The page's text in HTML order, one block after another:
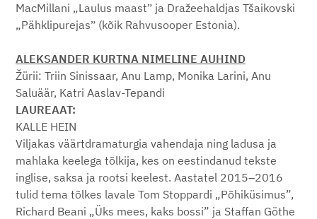
MacMillani „Laulus maastˮ ja Dražeehaldjas Tšaikovski
„Pähklipurejasˮ (kõik Rahvusooper Estonia).
ALEKSANDER KURTNA NIMELINE AUHIND
Žürii: Triin Sinissaar, Anu Lamp, Monika Larini, Anu
Saluäär, Katri Aaslav-Tepandi
LAUREAAT:
KALLE HEIN
Viljakas väärtdramaturgia vahendaja ning ladusa ja
mahlaka keelega tõlkija, kes on eestindanud tekste
inglise, saksa ja rootsi keelest. Aastatel 2015–2016
tulid tema tõlkes lavale Tom Stoppardi „Põhiküsimus”,
Richard Beani „Üks mees, kaks bossi” ja Staffan Göthe